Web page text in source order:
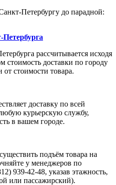
Петербургу до парадной:
рассчитывается исходя
стоимость доставки по городу
от стоимости товара.
доставку по всей
курьерскую службу,
в вашем городе.
подъём товара на
у менеджеров по
939-42-48, указав этажность,
или пассажирский).